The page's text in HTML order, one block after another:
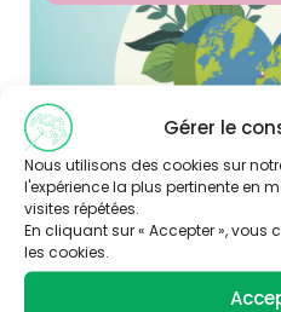
Gérer le
Nous utilisons des cookies sur
l'expérience la plus pertinente en
visites répétées.
En cliquant sur « Accepter », vous
les cookies.
Publié le 20/05/2022